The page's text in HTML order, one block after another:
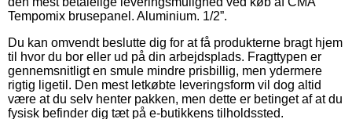
Tempomix brusepanel. Aluminium. 1/2”.
Du kan omvendt beslutte dig for at få produkterne bragt hjem
til hvor du bor eller ud på din arbejdsplads. Fragttypen er
gennemsnitligt en smule mindre prisbillig, men ydermere
rigtig ligetil. Den mest letkøbte leveringsform vil dog altid
være at du selv henter pakken, men dette er betinget af at du
fysisk befinder dig tæt på e-butikkens tilholdssted.